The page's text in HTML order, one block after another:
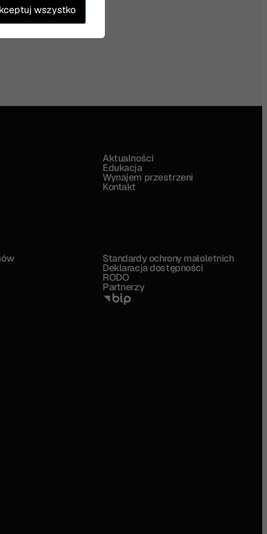
Aktualności
Edukacja
Wynajem przestrzeni
Kontakt
Standardy ochrony małoletnich
Deklaracja dostępności
RODO
Partnerzy
wszystko